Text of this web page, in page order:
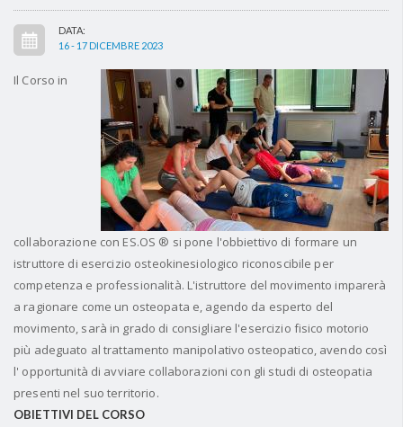
DATA:
16 - 17 DICEMBRE 2023
Il Corso in
collaborazione con ES.OS ® si pone l'obbiettivo di formare un
istruttore di esercizio osteokinesiologico riconoscibile per
competenza e professionalità. L'istruttore del movimento imparerà
a ragionare come un osteopata e, agendo da esperto del
movimento, sarà in grado di consigliare l'esercizio fisico motorio
più adeguato al trattamento manipolativo osteopatico, avendo così
l' opportunità di avviare collaborazioni con gli studi di osteopatia
presenti nel suo territorio.
OBIETTIVI DEL CORSO